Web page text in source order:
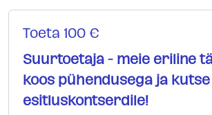
Toeta 100 €
Suurtoetaja - meie eriline
koos pühendusega ja
esitluskontserdile!